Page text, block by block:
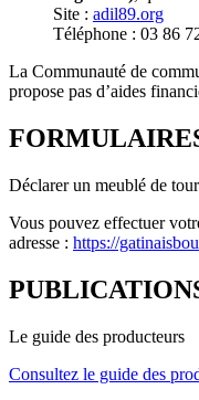
Site : adil89.org
Téléphone : 03 86
La Communauté de
propose pas d’aides
Déclarer un meublé de
Vous pouvez effectuer
adresse : https://
Le guide des producteurs
Consultez le guide des